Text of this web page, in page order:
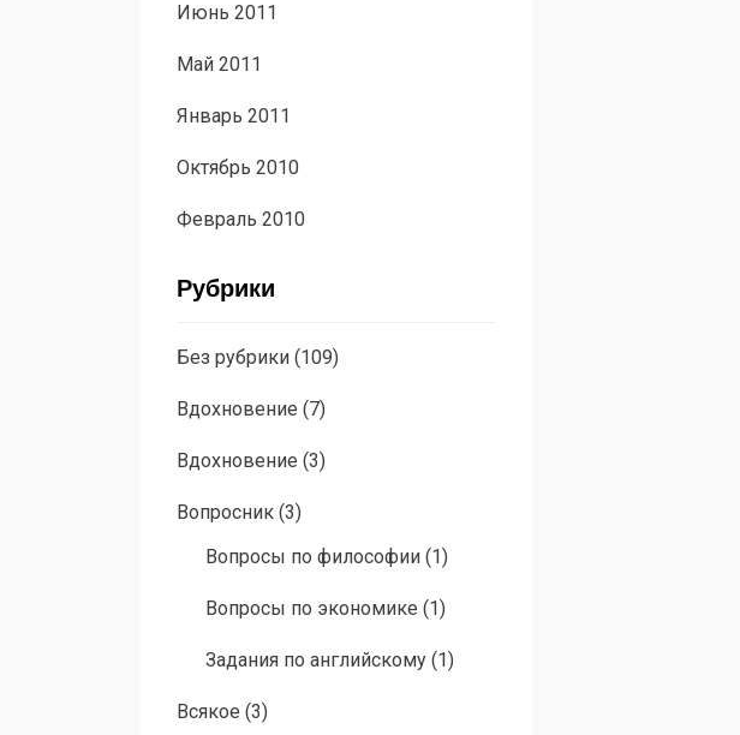
Июнь 2011
Май 2011
Январь 2011
Октябрь 2010
Февраль 2010
Рубрики
Без рубрики (109)
Вдохновение (7)
Вдохновение (3)
Вопросник (3)
Вопросы по философии (1)
Вопросы по экономике (1)
Задания по английскому (1)
Всякое (3)